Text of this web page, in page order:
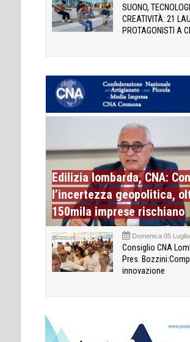
SUONO,
CREATIVITÀ: 21
PROTAGONISTI A
Edilizia lombarda, CNA: Con
l’incertezza geopolitica,
150mila imprese rischiano
Domenica 05
Consiglio CNA
Pres.
innovazione